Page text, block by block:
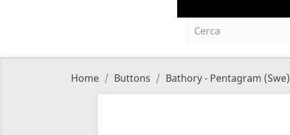
Home Buttons Bathory - Pentagram (Swe)